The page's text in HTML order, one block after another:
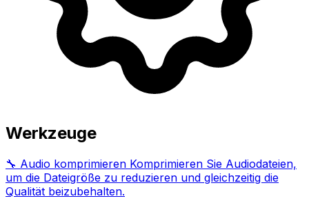
Werkzeuge
🔧 Audio komprimieren Komprimieren Sie Audiodateien,
um die Dateigröße zu reduzieren und gleichzeitig die
Qualität beizubehalten.